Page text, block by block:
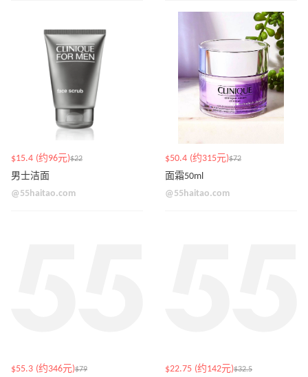
$15.4 (约96元)$22
男士洁面
@55haitao.com
$50.4 (约315元)$72
面霜50ml
@55haitao.com
$55.3 (约346元)$79 $22.75 (约142元)$32.5